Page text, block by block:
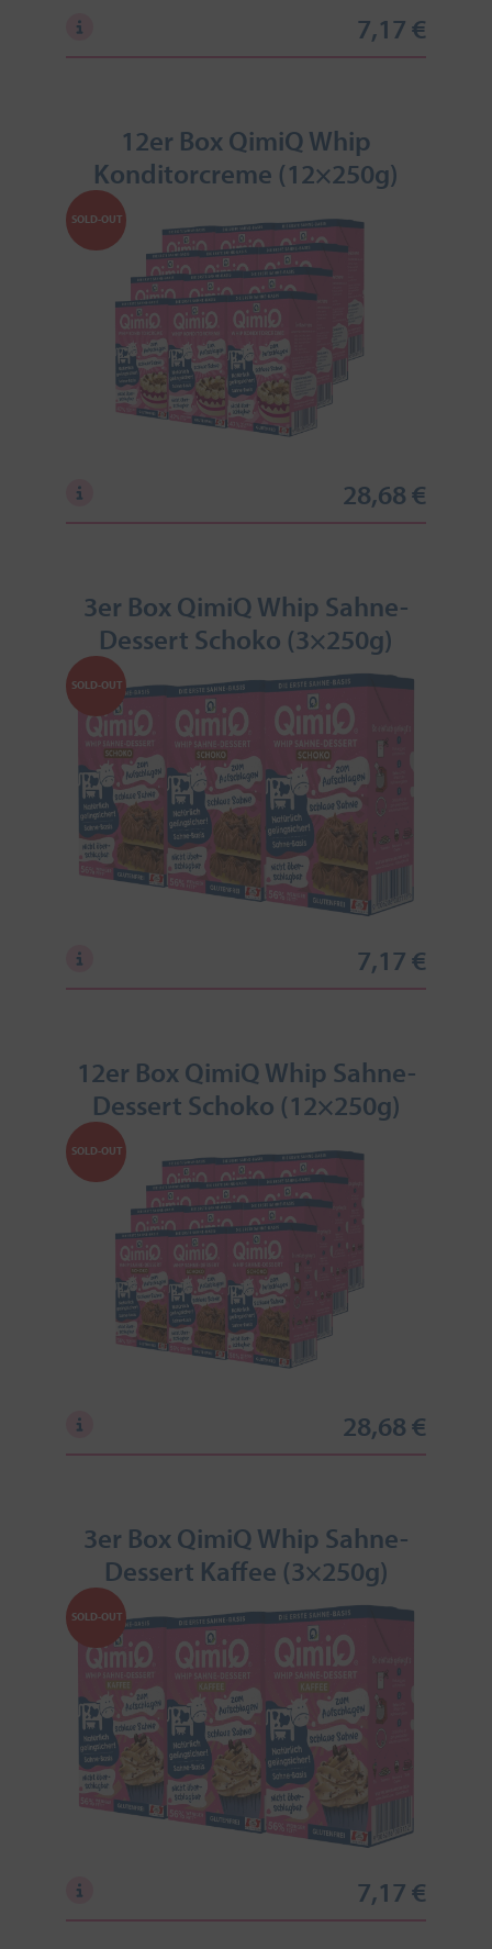
7,17 €
12er Box QimiQ Whip
Konditorcreme (12×250g)
SOLD-OUT
28,68 €
3er Box QimiQ Whip Sahne-
Dessert Schoko (3×250g)
SOLD-OUT
7,17 €
12er Box QimiQ Whip Sahne-
Dessert Schoko (12×250g)
SOLD-OUT
28,68 €
3er Box QimiQ Whip Sahne-
Dessert Kaffee (3×250g)
SOLD-OUT
7,17 €